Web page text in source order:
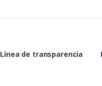
Línea de transparencia